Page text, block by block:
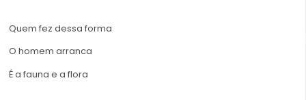
Quem fez dessa forma
O homem arranca
É a fauna e a flora